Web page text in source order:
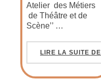
Atelier des Métiers
de Théâtre et de
Scène’’ …
LIRE LA SUITE DE